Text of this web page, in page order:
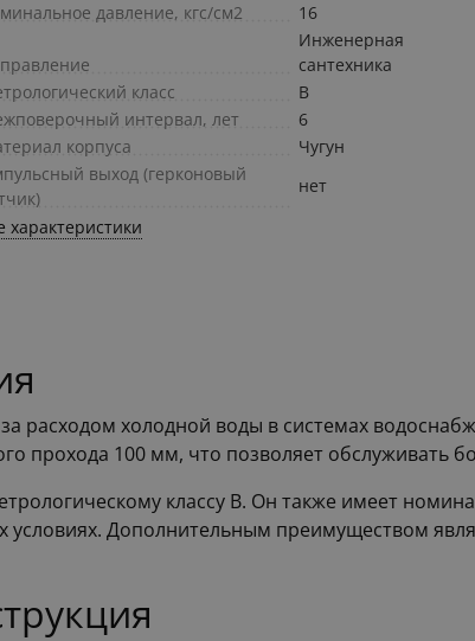
давление, кгс/см2
16
Инженерная
сантехника
класс
В
интервал, лет
6
корпуса
Чугун
выход (герконовый
нет
характеристики
расходом холодной воды в системах
прохода 100 мм, что позволяет обслуживать
классу В. Он также имеет
Дополнительным преимуществом